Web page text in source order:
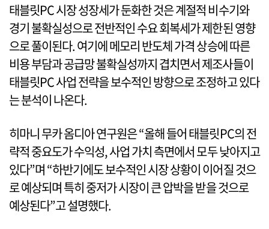
태블릿PC 시장 성장세가 둔화한 것은 계절적 비수기와
경기 불확실성으로 전반적인 수요 회복세가 제한된 영향
으로 풀이된다. 여기에 메모리 반도체 가격 상승에 따른
비용 부담과 공급망 불확실성까지 겹치면서 제조사들이
태블릿PC 사업 전략을 보수적인 방향으로 조정하고 있다
는 분석이 나온다.
히마니 무카 옴디아 연구원은 “올해 들어 태블릿PC의 전
략적 중요도가 수익성, 사업 가치 측면에서 모두 낮아지고
있다”며 “하반기에도 보수적인 시장 상황이 이어질 것으
로 예상되며 특히 중저가 시장이 큰 압박을 받을 것으로
예상된다”고 설명했다.